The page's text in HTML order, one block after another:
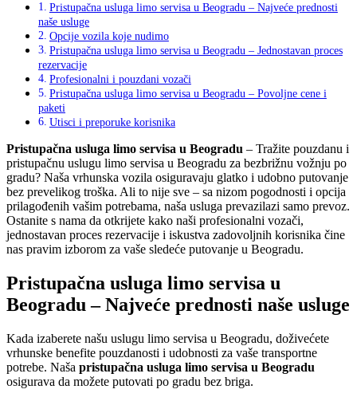
Pristupačna usluga limo servisa u Beogradu – Najveće prednosti
naše usluge
Opcije vozila koje nudimo
Pristupačna usluga limo servisa u Beogradu – Jednostavan proces
rezervacije
Profesionalni i pouzdani vozači
Pristupačna usluga limo servisa u Beogradu – Povoljne cene i
paketi
Utisci i preporuke korisnika
Pristupačna usluga limo servisa u Beogradu – Tražite pouzdanu i
pristupačnu uslugu limo servisa u Beogradu za bezbrižnu vožnju po
gradu? Naša vrhunska vozila osiguravaju glatko i udobno putovanje
bez prevelikog troška. Ali to nije sve – sa nizom pogodnosti i opcija
prilagođenih vašim potrebama, naša usluga prevazilazi samo prevoz.
Ostanite s nama da otkrijete kako naši profesionalni vozači,
jednostavan proces rezervacije i iskustva zadovoljnih korisnika čine
nas pravim izborom za vaše sledeće putovanje u Beogradu.
Pristupačna usluga limo servisa u
Beogradu – Najveće prednosti naše usluge
Kada izaberete našu uslugu limo servisa u Beogradu, doživećete
vrhunske benefite pouzdanosti i udobnosti za vaše transportne
potrebe. Naša pristupačna usluga limo servisa u Beogradu
osigurava da možete putovati po gradu bez briga.